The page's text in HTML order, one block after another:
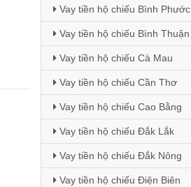
Vay tiền hộ chiếu Bình Phước
Vay tiền hộ chiếu Bình Thuận
Vay tiền hộ chiếu Cà Mau
Vay tiền hộ chiếu Cần Thơ
Vay tiền hộ chiếu Cao Bằng
Vay tiền hộ chiếu Đắk Lắk
Vay tiền hộ chiếu Đắk Nông
Vay tiền hộ chiếu Điện Biên